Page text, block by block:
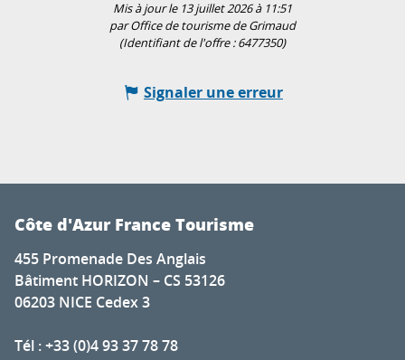
Mis à jour le 13 juillet 2026 à 11:51
par Office de tourisme de Grimaud
(Identifiant de l'offre :6477350)
Signaler une erreur
Côte d'Azur France Tourisme
455 Promenade Des Anglais
Bâtiment HORIZON – CS 53126
06203 NICE Cedex 3
Tél : +33 (0)4 93 37 78 78